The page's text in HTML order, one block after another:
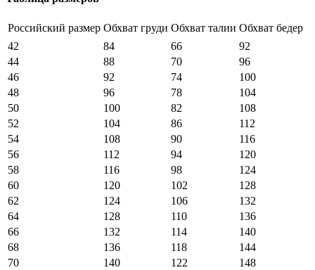
Российский размер Обхват груди Обхват талии Обхват бедер
42
84 66
92
44
88 70
96
46
92 74
100
48
96 78
104
50
100 82
108
52
104 86
112
54
108 90
116
56
112 94
120
58
116 98
124
60
120 102
128
62
124 106
132
64
128 110
136
66
132 114
140
68
136 118
144
70
140 122
148